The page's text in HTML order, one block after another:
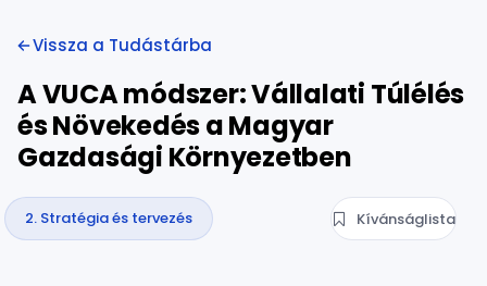
Vissza a Tudástárba
A VUCA módszer: Vállalati Túlélés
és Növekedés a Magyar
Gazdasági Környezetben
2. Stratégia és tervezés Kívánságlista